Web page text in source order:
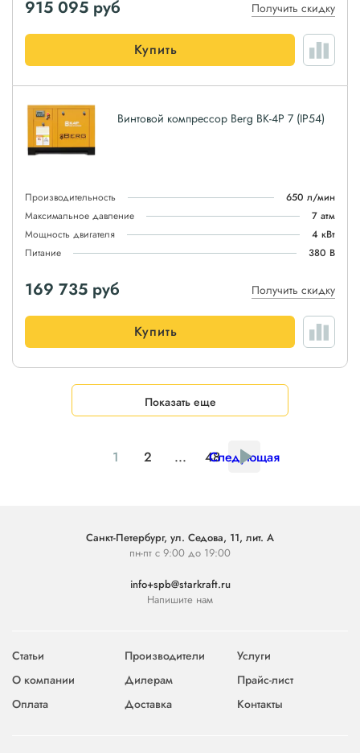
915 095 руб Получить скидку
Купить
Винтовой компрессор Berg ВК-4Р 7 (IP54)
Производительность
650 л/мин
Максимальное давление
7 атм
Мощность двигателя
4 кВт
Питание
380 В
169 735 руб Получить скидку
Купить
Показать еще
1 2 ... 48
Следующая
Санкт-Петербург, ул. Седова, 11, лит. А
пн-пт с 9:00 до 19:00
info+spb@starkraft.ru
Напишите нам
Статьи Производители
Услуги
О компании
Дилерам
Прайс-лист
Оплата
Доставка Контакты